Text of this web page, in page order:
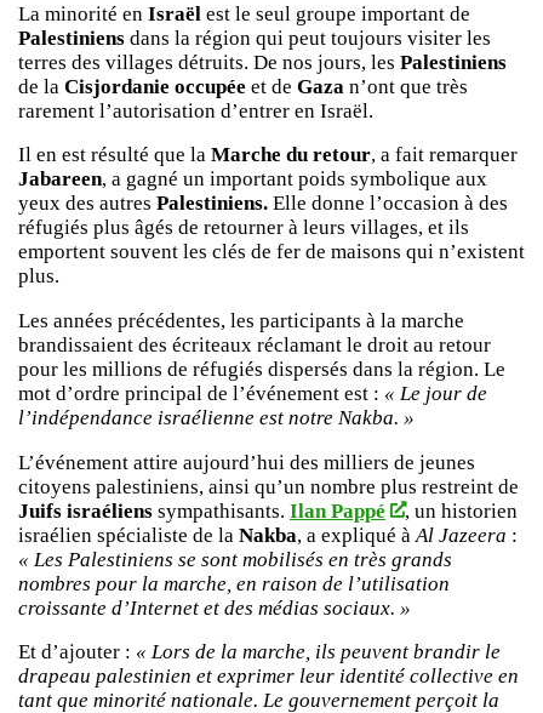
La minorité en Israël est le seul groupe important de
Palestiniens dans la région qui peut toujours visiter les
terres des villages détruits. De nos jours, les Palestiniens
de la Cisjordanie occupée et de Gaza n’ont que très
rarement l’autorisation d’entrer en Israël.
Il en est résulté que la Marche du retour, a fait remarquer
Jabareen, a gagné un important poids symbolique aux
yeux des autres Palestiniens. Elle donne l’occasion à des
réfugiés plus âgés de retourner à leurs villages, et ils
emportent souvent les clés de fer de maisons qui n’existent
plus.
Les années précédentes, les participants à la marche
brandissaient des écriteaux réclamant le droit au retour
pour les millions de réfugiés dispersés dans la région. Le
mot d’ordre principal de l’événement est : « Le jour de
l’indépendance israélienne est notre Nakba. »
L’événement attire aujourd’hui des milliers de jeunes
citoyens palestiniens, ainsi qu’un nombre plus restreint de
Juifs israéliens sympathisants. Ilan Pappé
, un historien
israélien spécialiste de la Nakba, a expliqué à Al Jazeera :
« Les Palestiniens se sont mobilisés en très grands
nombres pour la marche, en raison de l’utilisation
croissante d’Internet et des médias sociaux. »
Et d’ajouter : « Lors de la marche, ils peuvent brandir le
drapeau palestinien et exprimer leur identité collective en
tant que minorité nationale. Le gouvernement perçoit la